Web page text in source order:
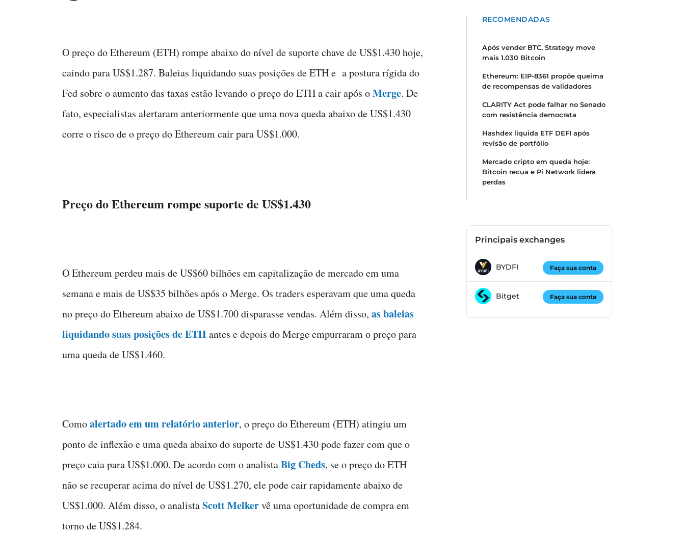
O preço do Ethereum (ETH) rompe abaixo do nível de suporte chave de US$1.430 hoje,
caindo para US$1.287. Baleias liquidando suas posições de ETH e a postura rígida do
Fed sobre o aumento das taxas estão levando o preço do ETH a cair após oMerge. De
fato, especialistas alertaram anteriormente que uma nova queda abaixo de US$1.430
corre o risco de o preço do Ethereum cair para US$1.000.
Preço do Ethereum rompe suporte de US$1.430
O Ethereum perdeu mais de US$60 bilhões em capitalização de mercado em uma
semana e mais de US$35 bilhões após o Merge. Os traders esperavam que uma queda
no preço do Ethereum abaixo de US$1.700 disparasse vendas. Além disso, as baleias
liquidando suas posições de ETH antes e depois do Merge empurraram o preço para
uma queda de US$1.460.
Comoalertado em um relatório anterior, o preço do Ethereum (ETH) atingiu um
ponto de inflexão e uma queda abaixo do suporte de US$1.430 pode fazer com que o
preço caia para US$1.000. De acordo com o analistaBig Cheds, se o preço do ETH
não se recuperar acima do nível de US$1.270, ele pode cair rapidamente abaixo de
US$1.000. Além disso, o analistaScott Melkervê uma oportunidade de compra em
torno de US$1.284.
RECOMENDADAS
Após vender BTC, Strategy move
mais 1.030 Bitcoin
Ethereum: EIP-8361 propõe queima
de recompensas de validadores
CLARITY Act pode falhar no Senado
com resistência democrata
Hashdex liquida ETF DEFI após
revisão de portfólio
Mercado cripto em queda hoje:
Bitcoin recua e Pi Network lidera
perdas
Principais exchanges
BYDFI Faça sua conta
Bitget Faça sua conta